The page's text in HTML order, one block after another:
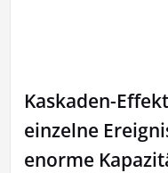
Kaskaden-
einzelne
enorme